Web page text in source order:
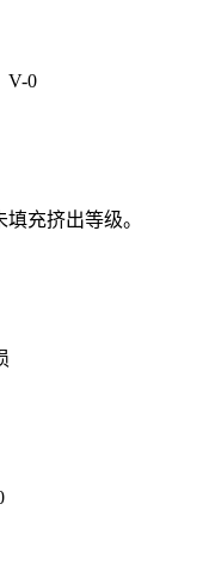
V-0
充挤出等级。